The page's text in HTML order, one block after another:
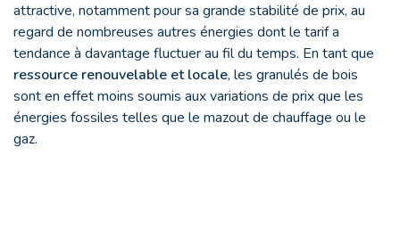
attractive, notamment pour sa grande stabilité de prix, au
regard de nombreuses autres énergies dont le tarif a
tendance à davantage fluctuer au fil du temps. En tant que
ressource renouvelable et locale, les granulés de bois
sont en effet moins soumis aux variations de prix que les
énergies fossiles telles que le mazout de chauffage ou le
gaz.